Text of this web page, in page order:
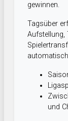
gewinnen.
Tagsüber
Aufstellung,
und